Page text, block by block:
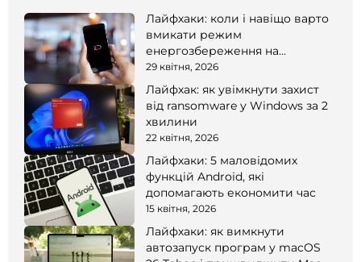
Лайфхаки: коли і навіщо варто
вмикати режим
енергозбереження на
смартфоні
29 квітня, 2026
Лайфхак: як увімкнути захист
від ransomware у Windows за 2
хвилини
22 квітня, 2026
Лайфхаки: 5 маловідомих
функцій Android, які
допомагають економити час
15 квітня, 2026
Лайфхаки: як вимкнути
автозапуск програм у macOS